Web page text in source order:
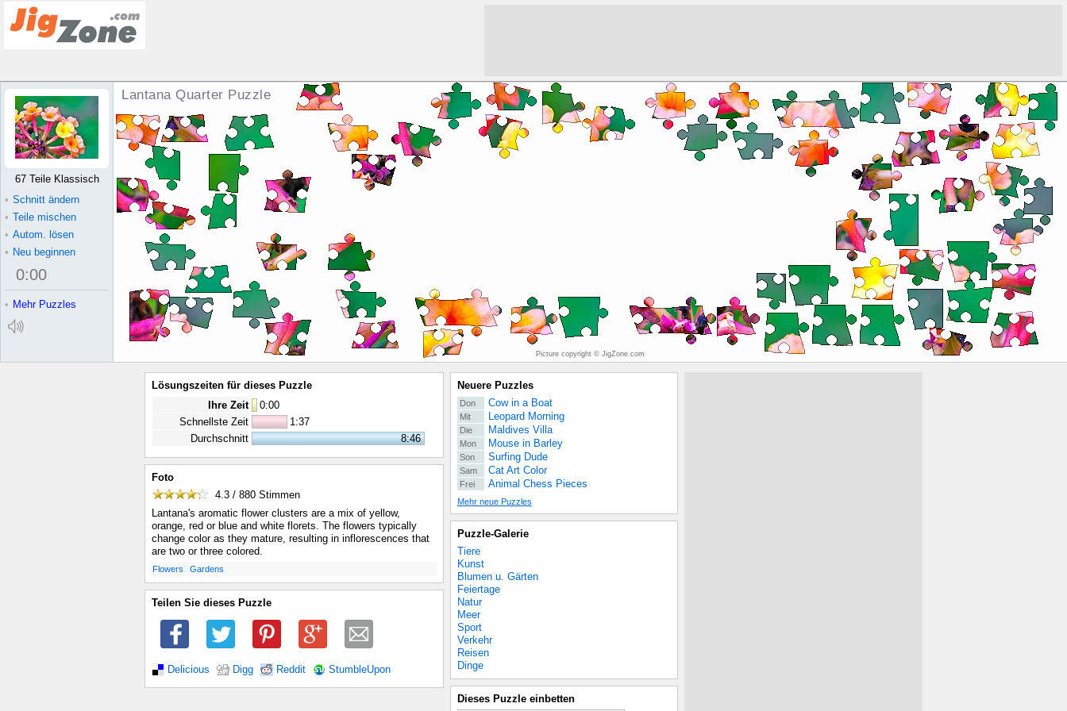
Lantana Quarter Puzzle
Picture copyright © JigZone.com
67 Teile Klassisch
• Schnitt ändern
• Teile mischen
• Autom. lösen
• Neu beginnen
0:00
• Mehr Puzzles
Lösungszeiten für dieses Puzzle
Ihre Zeit
0:00
Schnellste Zeit
1:37
Durchschnitt
8:46
Foto
4.3 / 880 Stimmen
Lantana's aromatic flower clusters are a mix of yellow,
orange, red or blue and white florets. The flowers typically
change color as they mature, resulting in inflorescences that
are two or three colored.
Flowers Gardens
Teilen Sie dieses Puzzle
Delicious Digg Reddit StumbleUpon
Neuere Puzzles
Don Cow in a Boat
Mit Leopard Morning
Die Maldives Villa
Mon Mouse in Barley
Son Surfing Dude
Sam Cat Art Color
Frei Animal Chess Pieces
Mehr neue Puzzles
Puzzle-Galerie
Tiere
Kunst
Blumen u. Gärten
Feiertage
Natur
Meer
Sport
Verkehr
Reisen
Dinge
Dieses Puzzle einbetten